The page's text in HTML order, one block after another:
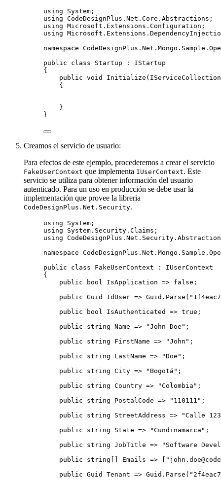
using System ;
using CodeDesignPlus . Net . Core . Abstractions ;
using Microsoft . Extensions . Configuration ;
using Microsoft . Extensions .
namespace CodeDesignPlus . Net . Mongo . Sample .
public
class Startup : IStartup
{
public void Initialize
{
}
}
Creamos el servicio de usuario:
Para efectos de este ejemplo, procederemos a crear el servicio
FakeUserContext que implementa IUserContext. Este
servicio se utiliza para obtener información del usuario
autenticado. Para un uso en producción se debe usar la
implementación que provee la libreria
CodeDesignPlus.Net.Security.
using System ;
using
System . Security . Claims ;
using CodeDesignPlus . Net . Security .
namespace CodeDesignPlus . Net . Mongo . Sample .
public
class FakeUserContext : IUserContext
{
public
bool IsApplication => false ;
public Guid IdUser => Guid . Parse ( "
public
bool IsAuthenticated => true ;
public
string Name => "John Doe " ;
public
string FirstName => "John " ;
public
string LastName => "Doe " ;
public
string City => " Bogotá " ;
public
string Country => "Colombia " ;
public
string PostalCode => " 110111 " ;
public
string StreetAddress => "Calle
public
string State => "Cundinamarca " ;
public
string JobTitle => " Software
public
string [] Emails => "
public Guid Tenant => Guid . Parse ( "